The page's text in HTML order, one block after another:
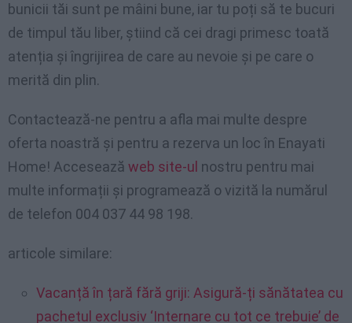
bunicii tăi sunt pe mâini bune, iar tu poți să te bucuri
de timpul tău liber, știind că cei dragi primesc toată
atenția și îngrijirea de care au nevoie și pe care o
merită din plin.
Contactează-ne pentru a afla mai multe despre
oferta noastră și pentru a rezerva un loc în Enayati
Home! Accesează web site-ul nostru pentru mai
multe informații și programează o vizită la numărul
de telefon 004 037 44 98 198.
articole similare:
Vacanță în țară fără griji: Asigură-ți sănătatea cu
pachetul exclusiv ‘Internare cu tot ce trebuie’ de